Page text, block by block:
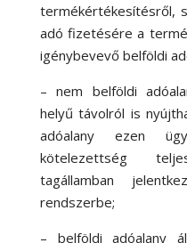
termékértékesítésről,
adó fizetésére a
igénybevevő belföldi
– nem belföldi
helyű távolról is
adóalany ezen
kötelezettség
tagállamban
rendszerbe;
– belföldi adóalany